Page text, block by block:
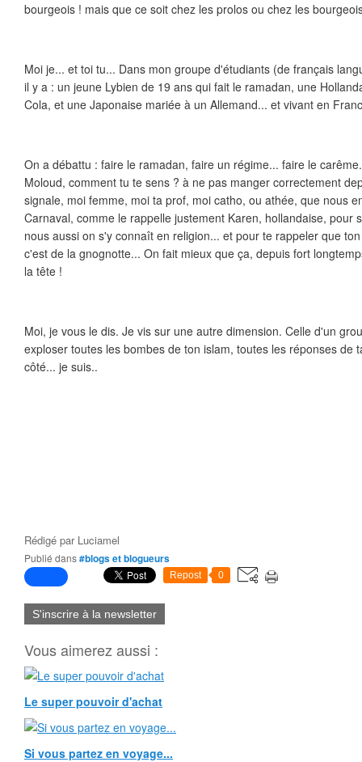
bourgeois ! mais que ce soit chez les prolos ou chez les
Moi je... et toi tu... Dans mon groupe d'étudiants (de français
il y a : un jeune Lybien de 19 ans qui fait le ramadan, une
Cola, et une Japonaise mariée à un Allemand... et vivant en
On a débattu : faire le ramadan, faire un régime... faire le
Moloud, comment tu te sens ? à ne pas manger correctement
signale, moi femme, moi ta prof, moi catho, ou athée, que nous
Carnaval, comme le rappelle justement Karen, hollandaise, pour
nous aussi on s'y connaît en religion... et pour te rappeler que
c'est de la gnognotte... On fait mieux que ça, depuis fort
la tête !
Moi, je vous le dis. Je vis sur une autre dimension. Celle d'un
exploser toutes les bombes de ton islam, toutes les réponses de
côté... je suis..
Rédigé par Luciamel
Publié dans#blogs et blogueurs
Repost 0
S'inscrire à la newsletter
Vous aimerez aussi :
Le super pouvoir d'achat
Si vous partez en voyage...